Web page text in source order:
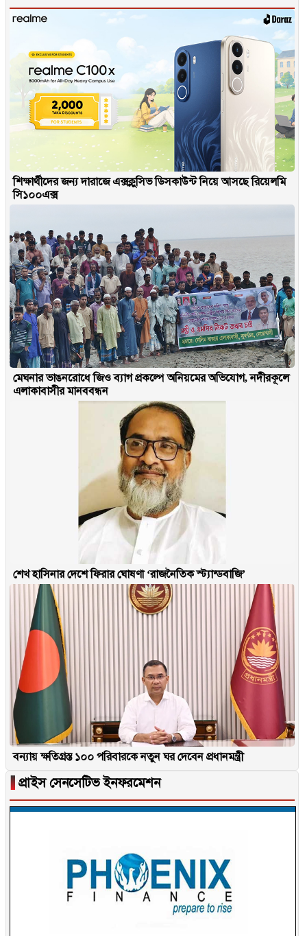
শিক্ষার্থীদের জন্য দারাজে এক্সক্লুসিভ ডিসকাউন্ট নিয়ে আসছে রিয়েলমি
সি১০০এক্স
মেঘনার ভাঙনরোধে জিও ব্যাগ প্রকল্পে অনিয়মের অভিযোগ, নদীরকূলে
এলাকাবাসীর মানববন্ধন
শেখ হাসিনার দেশে ফিরার ঘোষণা ‘রাজনৈতিক স্ট্যান্ডবাজি’
বন্যায় ক্ষতিগ্রস্ত ১০০ পরিবারকে নতুন ঘর দেবেন প্রধানমন্ত্রী
▐ প্রাইস সেনসেটিভ ইনফরমেশন